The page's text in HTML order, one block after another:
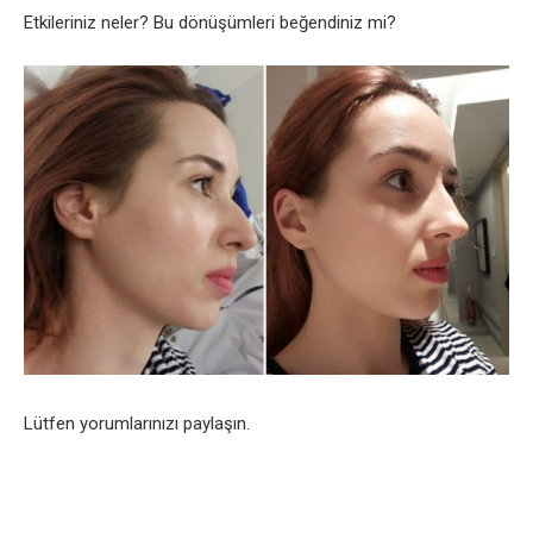
Etkileriniz neler? Bu dönüşümleri beğendiniz mi?
Lütfen yorumlarınızı paylaşın.